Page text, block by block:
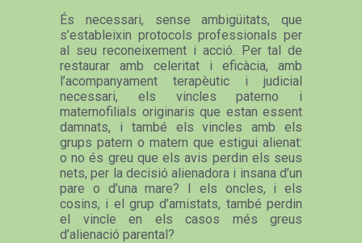
És necessari, sense ambigüitats, que
s’estableixin protocols professionals per
al seu reconeixement i acció. Per tal de
restaurar amb celeritat i eficàcia, amb
l’acompanyament terapèutic i judicial
necessari, els vincles paterno i
maternofilials originaris que estan essent
damnats, i també els vincles amb els
grups patern o matern que estigui alienat:
o no és greu que els avis perdin els seus
nets, per la decisió alienadora i insana d’un
pare o d’una mare? I els oncles, i els
cosins, i el grup d’amistats, també perdin
el vincle en els casos més greus
d’alienació parental?